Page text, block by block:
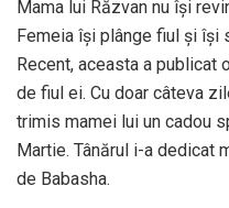
Mama lui Răzvan nu își
Femeia își plânge fiul și își
Recent, aceasta a publicat
de fiul ei. Cu doar câteva
trimis mamei lui un cadou
Martie. Tânărul i-a dedicat
de Babasha.